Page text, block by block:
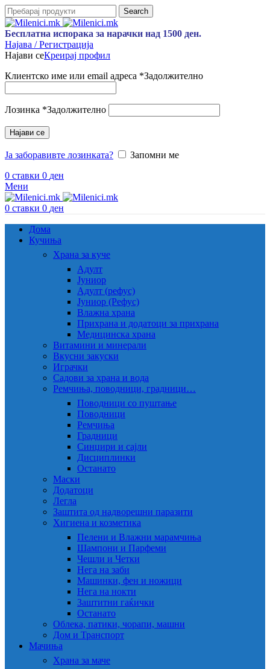
Search
Бесплатна испорака за нарачки над 1500 ден.
Најава / Регистрација
Најави сеКреирај профил
Клиентско име или email адреса *Задолжително
Лозинка *Задолжително
Најави се
Ја заборавивте лозинката?
Запомни ме
0 ставки 0 ден
Мени
0 ставки 0 ден
Дома
Кучиња
Храна за куче
Адулт
Јуниор
Адулт (рефус)
Јуниор (Рефус)
Влажна храна
Прихрана и додатоци за прихрана
Медицинска храна
Витамини и минерали
Вкусни закуски
Играчки
Садови за храна и вода
Ремчиња, поводници, градници…
Поводници со пуштање
Поводници
Ремчиња
Градници
Синџири и сајли
Дисциплинки
Останато
Маски
Додатоци
Легла
Заштита од надворешни паразити
Хигиена и козметика
Пелени и Влажни марамчиња
Шампони и Парфеми
Чешли и Четки
Нега на заби
Машинки, фен и ножици
Нега на нокти
Заштитни гаќички
Останато
Облека, патики, чорапи, машни
Дом и Транспорт
Мачиња
Храна за маче